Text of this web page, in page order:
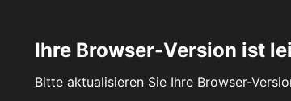
Ihre Browser-Version ist
Bitte aktualisieren Sie Ihre Browser-